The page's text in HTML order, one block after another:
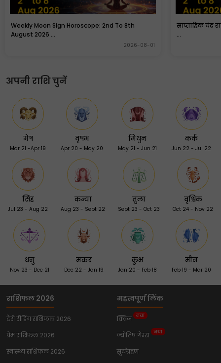
Weekly Moon Sign Horoscope: 2nd To 8th
August 2026 ...
2026-08-01
साप्ताहिक चंद्र
...
अपनी राशि चुनें
मेष
Mar 21 -Apr 19
वृषभ
Apr 20 - May 20
मिथुन
May 21 - Jun 21
कर्क
Jun 22 - Jul 22
सिंह
Jul 23 - Aug 22
कन्या
Aug 23 - Sept 22
तुला
Sept 23 - Oct 23
वृश्चिक
Oct 24 - Nov 22
धनु
Nov 23 - Dec 21
मकर
Dec 22 - Jan 19
कुंभ
Jan 20 - Feb 18
मीन
Feb 19 - Mar 20
राशिफल 2026
टैरो रीडिंग राशिफल 2026
प्रेम राशिफल 2026
स्वास्थ्य राशिफल 2026
महत्वपूर्ण लिंक
क्विज नया
ज्योतिष गेम्स नया
सूर्यग्रहण